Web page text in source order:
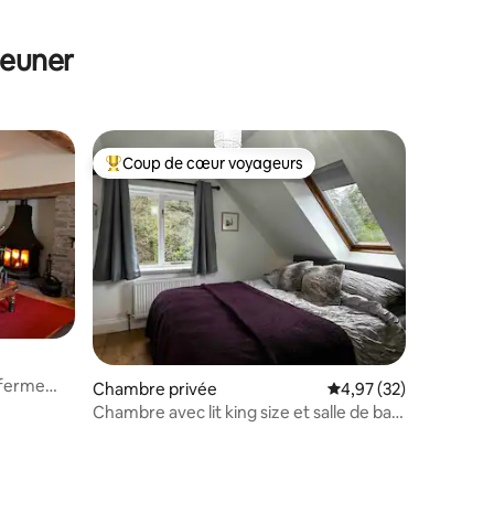
: 5 sur 5
Coups de cœur voyageurs les plus appréciés
Coup de cœur voyageurs
Chambre privée Évaluation moyenne
4,97 (32)
Chambre avec lit king size et salle de bain